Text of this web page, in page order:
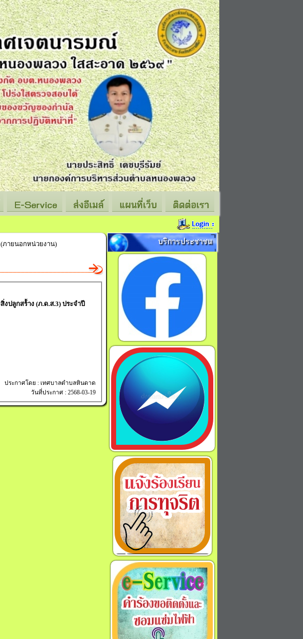
E-Service ส่งอีเมล์ แผนที่เว็บ ติดต่อเรา
ภายนอกหน่วยงาน)
ปลูกสร้้าง (ภ.ด.ส.3) ประจำปี
ประกาศโดย : เทศบาลตำบลหินดาด
วันที่ประกาศ : 2568-03-19
บริการประชาชน